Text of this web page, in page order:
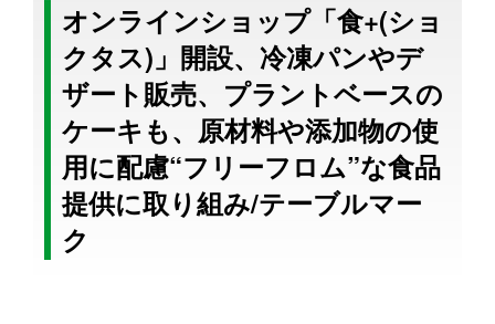
オンラインショップ「食+(ショ
クタス)」開設、冷凍パンやデ
ザート販売、プラントベースの
ケーキも、原材料や添加物の使
用に配慮“フリーフロム”な食品
提供に取り組み/テーブルマー
ク